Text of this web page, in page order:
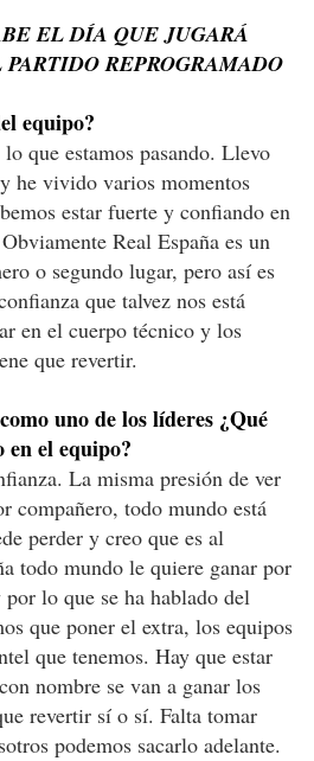
EL DÍA QUE JUGARÁ
REPROGRAMADO
equipo?
que estamos pasando. Llevo
he vivido varios momentos
estar fuerte y confiando en
Real España es un
o segundo lugar, pero así es
que talvez nos está
en el cuerpo técnico y los
que revertir.
uno de los líderes ¿Qué
en el equipo?
La misma presión de ver
compañero, todo mundo está
perder y creo que es al
todo mundo le quiere ganar por
lo que se ha hablado del
que poner el extra, los equipos
que tenemos. Hay que estar
nombre se van a ganar los
revertir sí o sí. Falta tomar
podemos sacarlo adelante.